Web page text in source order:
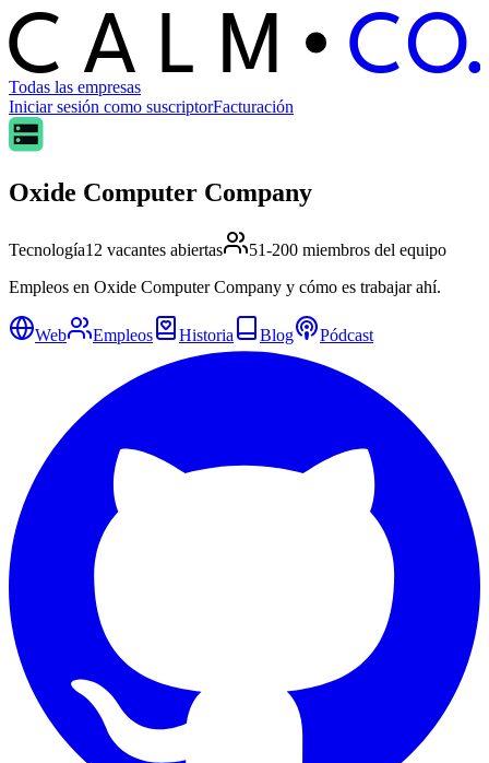
C ALM C O.
Todas las empresas
Iniciar sesión como suscriptorFacturación
Oxide Computer Company
Tecnología12 vacantes abiertas
51-200 miembros del equipo
Empleos en Oxide Computer Company y cómo es trabajar ahí.
Web Empleos Historia Blog Pódcast